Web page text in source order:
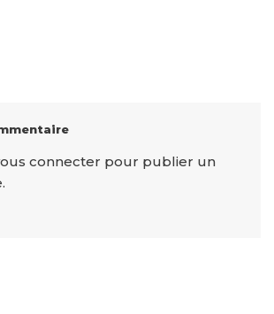
connecter pour publier un